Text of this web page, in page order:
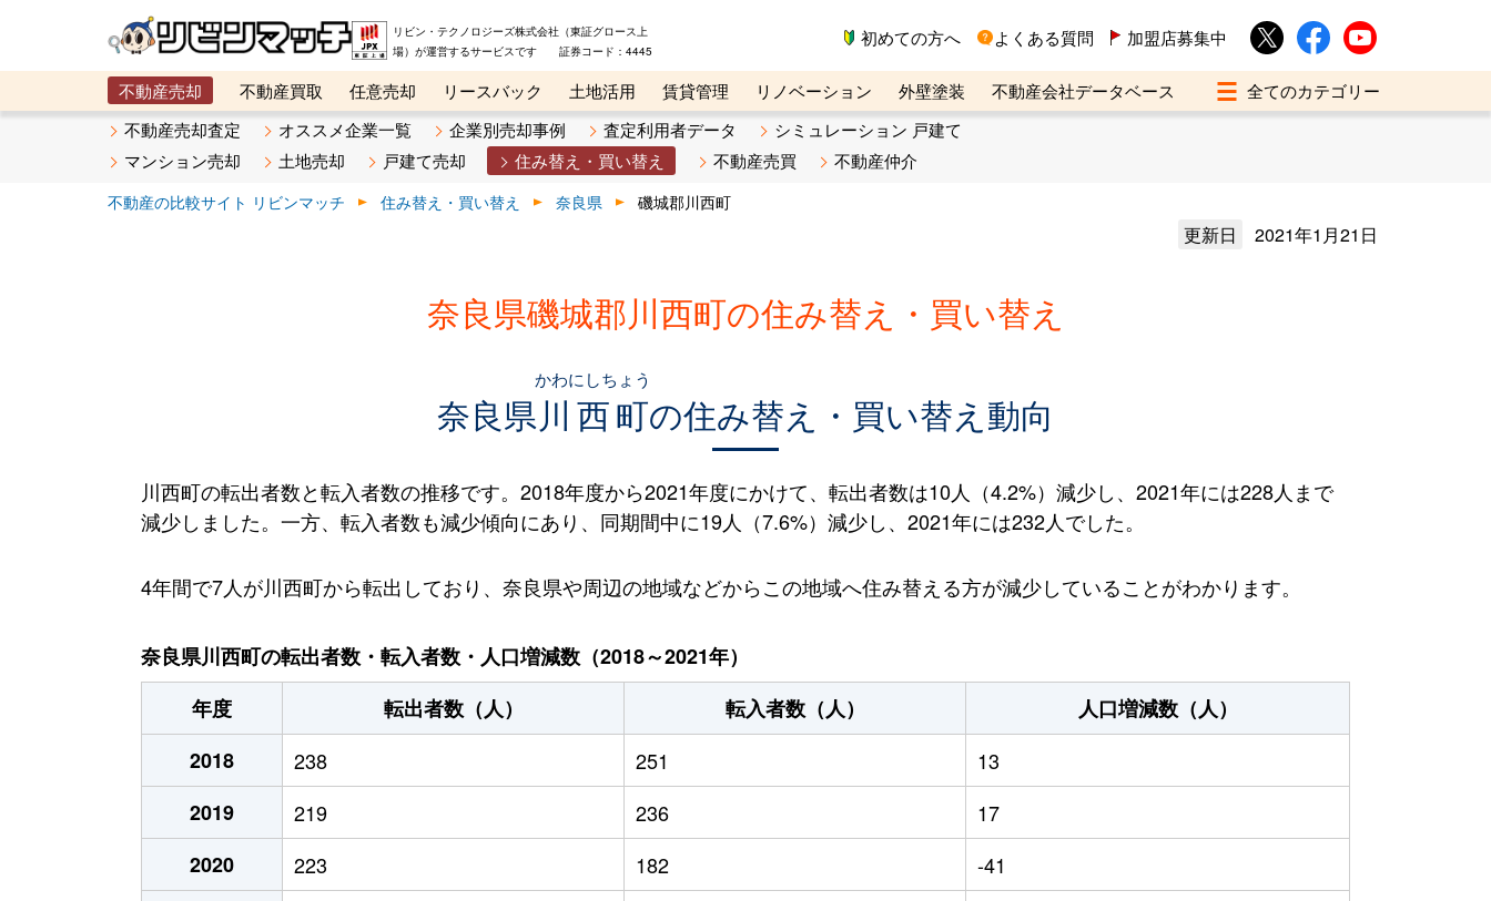
リビン・テクノロジーズ株式会社（東証グロース上
場）が運営するサービスです 証券コード：4445
初めての方へ よくある質問 加盟店募集中
不動産売却 不動産買取 任意売却 リースバック 土地活用 賃貸管理 リノベーション 外壁塗装
不動産会社データベース
メタ住宅展示場
ベスト不動産カンパニー オンライン講座 リビンマガジンBiz 不動産売却ご相談デスク
不動産売却査定 オススメ企業一覧 企業別売却事例 査定利用者データ
シミュレーション 戸建て
マンション売却
土地売却 戸建て売却 住み替え・買い替え 不動産売買 不動産仲介
不動産の比較サイト リビンマッチ 住み替え・買い替え 奈良県 磯城郡川西町
更新日 2021年1月21日
奈良県磯城郡川西町の住み替え・買い替え
奈良県川西町
かわにしちょう
の住み替え・買い替え動向
川西町の転出者数と転入者数の推移です。2018年度から2021年度にかけて、転出者数は10人（4.2%）減少し、2021年には228人まで
減少しました。一方、転入者数も減少傾向にあり、同期間中に19人（7.6%）減少し、2021年には232人でした。
4年間で7人が川西町から転出しており、奈良県や周辺の地域などからこの地域へ住み替える方が減少していることがわかります。
奈良県川西町の転出者数・転入者数・人口増減数（2018～2021年）
年度
転出者数（人） 転入者数（人）
人口増減数（人）
2018
238 251
13
2019
219 236
17
2020
223 182
-41